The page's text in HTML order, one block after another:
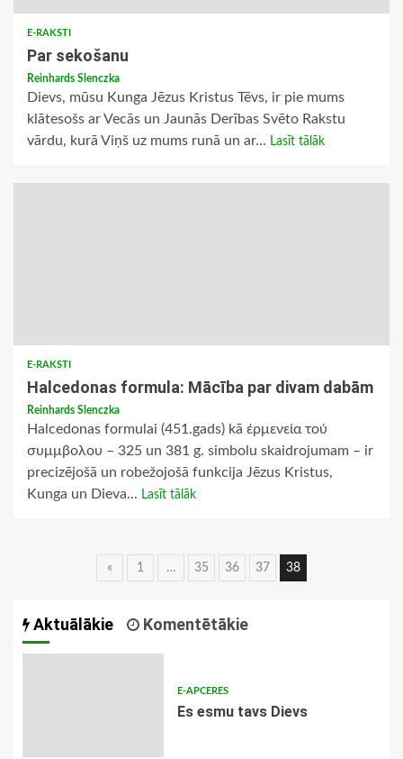
E-RAKSTI
Par sekošanu
Reinhards Slenczka
Dievs, mūsu Kunga Jēzus Kristus Tēvs, ir pie mums
klātesošs ar Vecās un Jaunās Derības Svēto Rakstu
vārdu, kurā Viņš uz mums runā un ar... Lasīt tālāk
E-RAKSTI
Halcedonas formula: Mācība par divam dabām
Reinhards Slenczka
Halcedonas formulai (451.gads) kā έρμενεία τού
συμμβολου – 325 un 381 g. simbolu skaidrojumam – ir
precizējošā un robežojošā funkcija Jēzus Kristus,
Kunga un Dieva... Lasīt tālāk
Ziņu
« 1 … 35 36 37 38
Aktuālākie Komentētākie
E-APCERES
Es esmu tavs Dievs